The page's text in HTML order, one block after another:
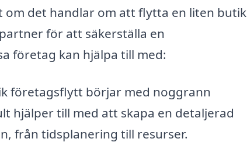
det handlar om att flytta en liten butik
för att säkerställa en
företag kan hjälpa till med:
företagsflytt börjar med noggrann
hjälper till med att skapa en detaljerad
från tidsplanering till resurser.